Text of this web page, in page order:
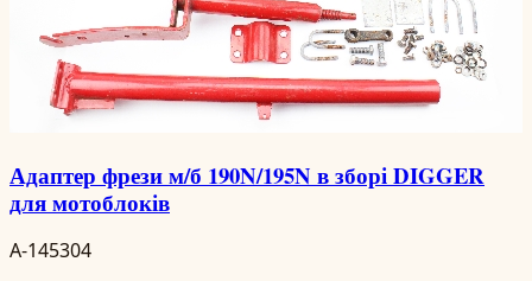
Адаптер фрези м/б 190N/195N в зборі DIGGER
для мотоблоків
A-145304